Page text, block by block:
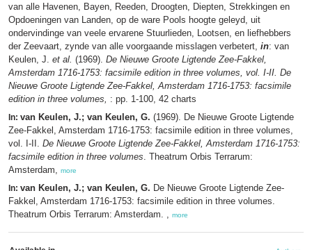
van alle Havenen, Bayen, Reeden, Droogten, Diepten, Strekkingen en
Opdoeningen van Landen, op de ware Pools hoogte geleyd, uit
ondervindinge van veele ervarene Stuurlieden, Lootsen, en liefhebbers
der Zeevaart, zynde van alle voorgaande misslagen verbetert, in: van
Keulen, J. et al. (1969). De Nieuwe Groote Ligtende Zee-Fakkel,
Amsterdam 1716-1753: facsimile edition in three volumes, vol. I-II. De
Nieuwe Groote Ligtende Zee-Fakkel, Amsterdam 1716-1753: facsimile
edition in three volumes, : pp. 1-100, 42 charts
In: van Keulen, J.; van Keulen, G. (1969). De Nieuwe Groote Ligtende
Zee-Fakkel, Amsterdam 1716-1753: facsimile edition in three volumes,
vol. I-II. De Nieuwe Groote Ligtende Zee-Fakkel, Amsterdam 1716-1753:
facsimile edition in three volumes. Theatrum Orbis Terrarum:
Amsterdam, more
In: van Keulen, J.; van Keulen, G. De Nieuwe Groote Ligtende Zee-
Fakkel, Amsterdam 1716-1753: facsimile edition in three volumes.
Theatrum Orbis Terrarum: Amsterdam. , more